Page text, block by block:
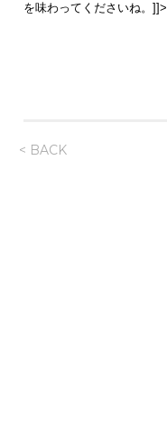
を味わってくださいね。]]>
< BACK